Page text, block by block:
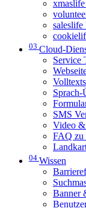
03 Cloud-
Service
Sprach-
SMS
Video &
FAQ zu
04 Wissen
Banner